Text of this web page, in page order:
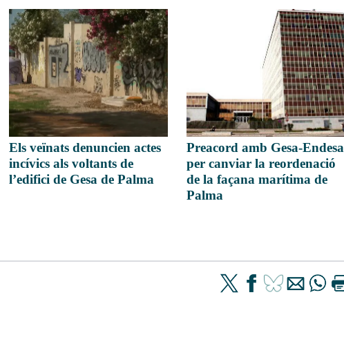
Els veïnats denuncien actes
incívics als voltants de
l’edifici de Gesa de Palma
Preacord amb Gesa-Endesa
per canviar la reordenació
de la façana marítima de
Palma